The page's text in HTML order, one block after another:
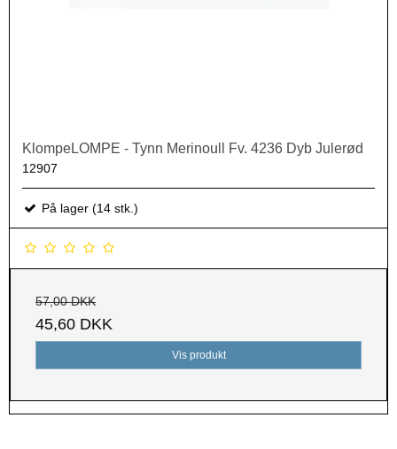
KlompeLOMPE - Tynn Merinoull Fv. 4236 Dyb Julerød
12907
På lager (14 stk.)
57,00 DKK
45,60 DKK
Vis produkt